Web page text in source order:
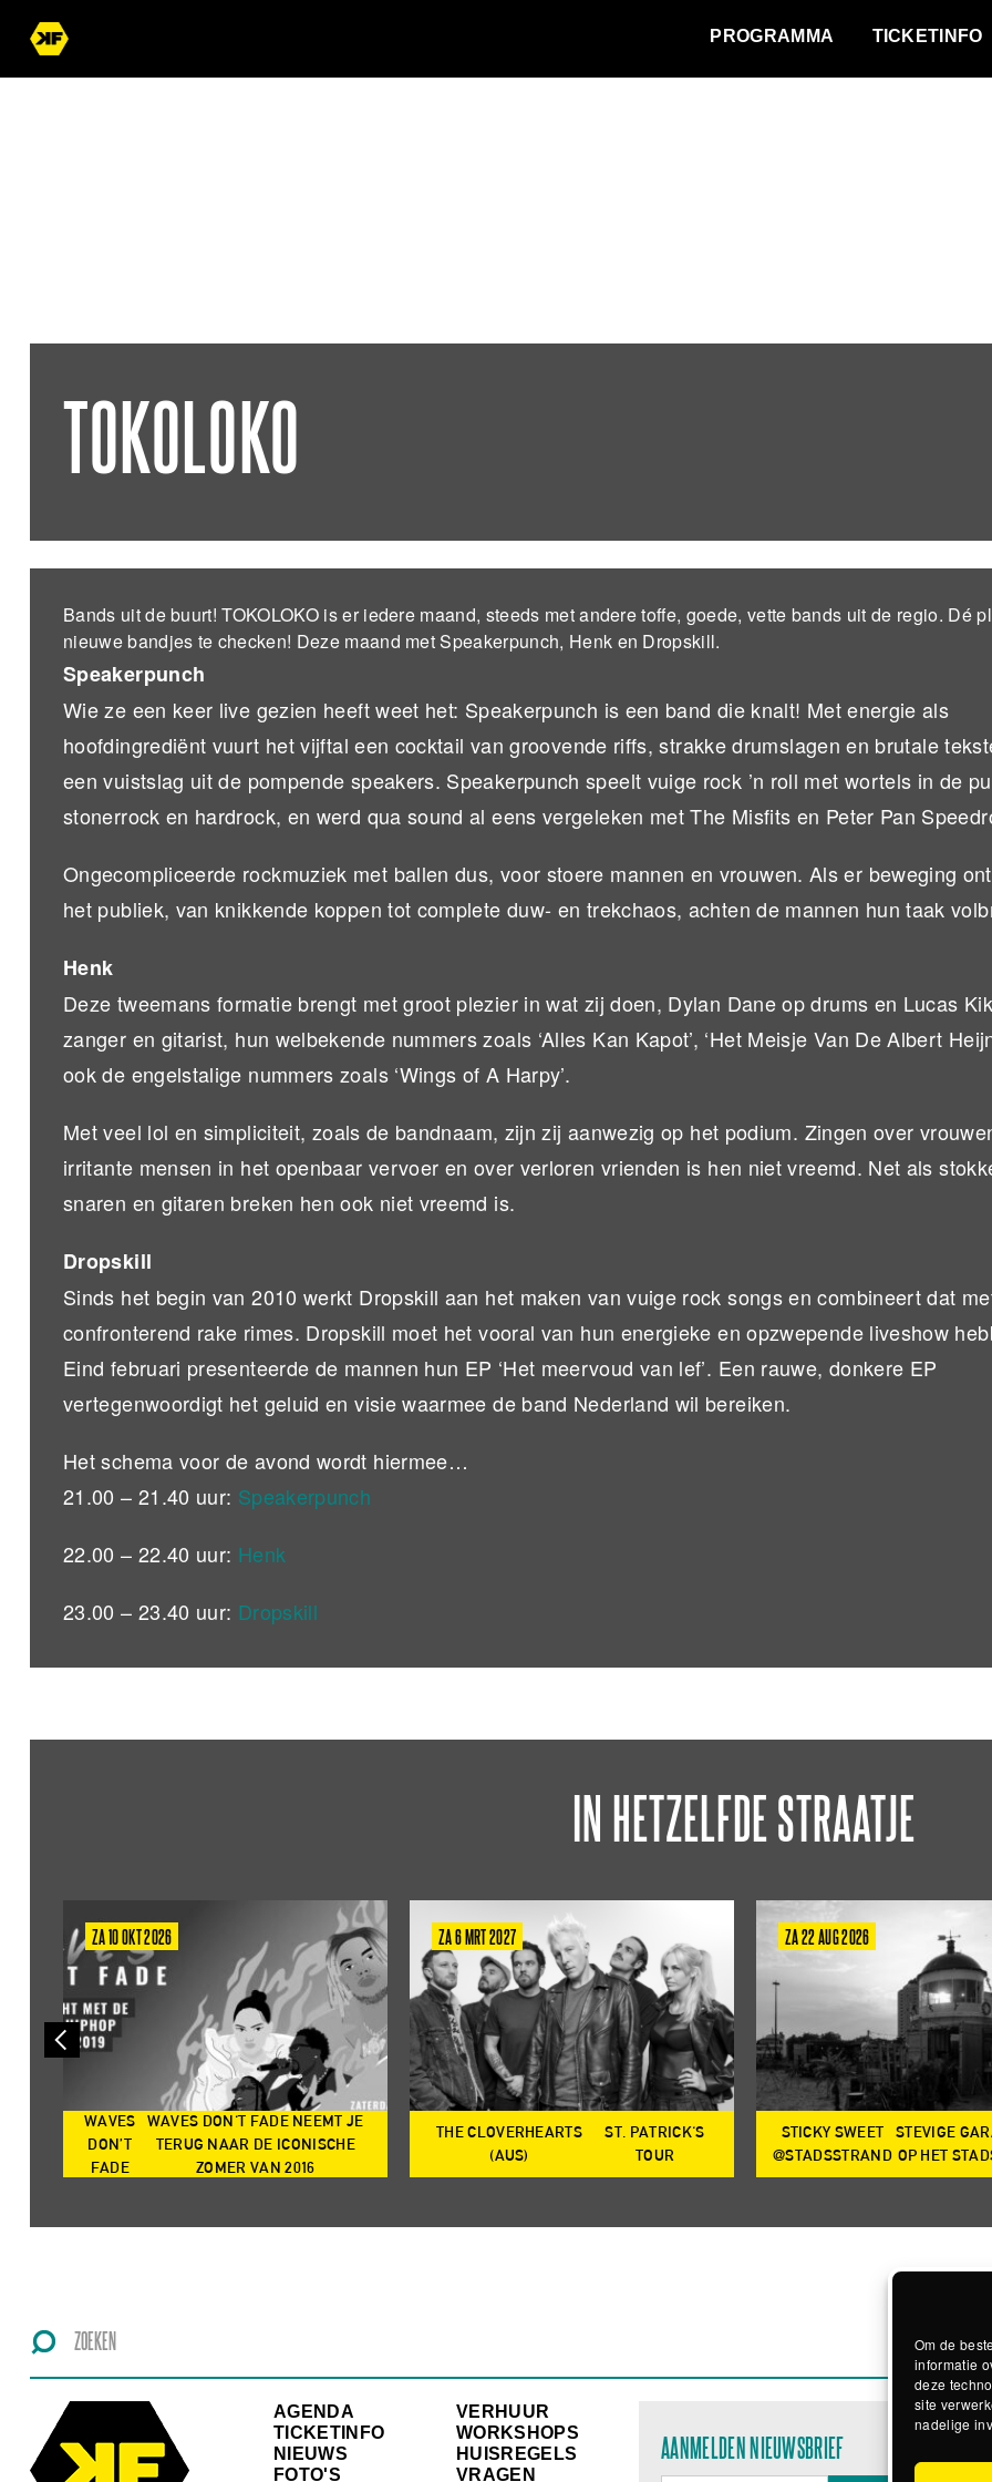
Om de
informatie
deze
site
nadelige
PROGRAMMA TICKETINFO
TOKOLOKO
Bands uit de buurt! TOKOLOKO is er iedere maand, steeds met andere toffe, goede, vette bands uit de regio. Dé
nieuwe bandjes te checken! Deze maand met Speakerpunch, Henk en Dropskill.
Speakerpunch
Wie ze een keer live gezien heeft weet het: Speakerpunch is een band die knalt! Met energie als
hoofdingrediënt vuurt het vijftal een cocktail van groovende riffs, strakke drumslagen en brutale
een vuistslag uit de pompende speakers. Speakerpunch speelt vuige rock ’n roll met wortels in de
stonerrock en hardrock, en werd qua sound al eens vergeleken met The Misfits en Peter Pan
Ongecompliceerde rockmuziek met ballen dus, voor stoere mannen en vrouwen. Als er beweging
het publiek, van knikkende koppen tot complete duw- en trekchaos, achten de mannen hun taak
Henk
Deze tweemans formatie brengt met groot plezier in wat zij doen, Dylan Dane op drums en Lucas
zanger en gitarist, hun welbekende nummers zoals ‘Alles Kan Kapot’, ‘Het Meisje Van De Albert
ook de engelstalige nummers zoals ‘Wings of A Harpy’.
Met veel lol en simpliciteit, zoals de bandnaam, zijn zij aanwezig op het podium. Zingen over
irritante mensen in het openbaar vervoer en over verloren vrienden is hen niet vreemd. Net als
snaren en gitaren breken hen ook niet vreemd is.
Dropskill
Sinds het begin van 2010 werkt Dropskill aan het maken van vuige rock songs en combineert dat
confronterend rake rimes. Dropskill moet het vooral van hun energieke en opzwepende liveshow
Eind februari presenteerde de mannen hun EP ‘Het meervoud van lef’. Een rauwe, donkere EP
vertegenwoordigt het geluid en visie waarmee de band Nederland wil bereiken.
Het schema voor de avond wordt hiermee…
21.00 – 21.40 uur: Speakerpunch
22.00 – 22.40 uur: Henk
23.00 – 23.40 uur: Dropskill
IN HETZELFDE STRAATJE
ZA 10 OKT 2026
WAVES
DON’T
FADE
WAVES DON'T FADE NEEMT JE
TERUG NAAR DE ICONISCHE
ZOMER VAN 2016
ZA 6 MRT 2027
THE CLOVERHEARTS
(AUS)
ST. PATRICK'S
TOUR
ZA 22 AUG 2026
STICKY SWEET
@STADSSTRAND
STEVIGE
OP HET
AGENDA
TICKETINFO
NIEUWS
FOTO'S
VERHUUR
WORKSHOPS
HUISREGELS
VRAGEN
AANMELDEN NIEUWSBRIEF